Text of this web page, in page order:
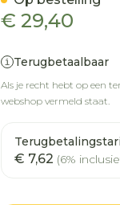
€ 29,40
Terugbetaalbaar
Als je recht hebt op een
webshop vermeld staat.
€ 7,62 (6%